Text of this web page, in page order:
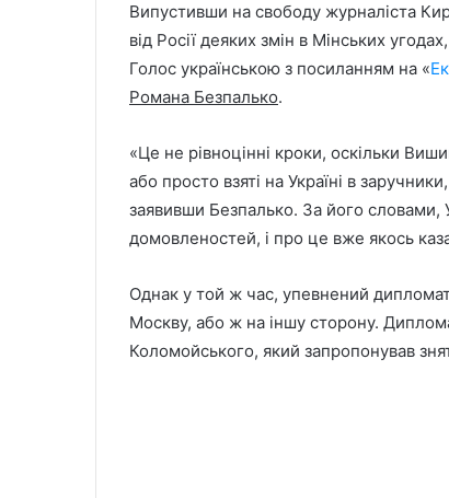
Випустивши на свободу журналіста
від Росії деяких змін в Мінських
Голос українською з посиланням на «
Романа Безпалько.
«Це не рівноцінні кроки, оскільки
або просто взяті на Україні в
заявивши Безпалько. За його словами,
домовленостей, і про це вже якось
Однак у той ж час, упевнений
Москву, або ж на іншу сторону.
Коломойського, який запропонував